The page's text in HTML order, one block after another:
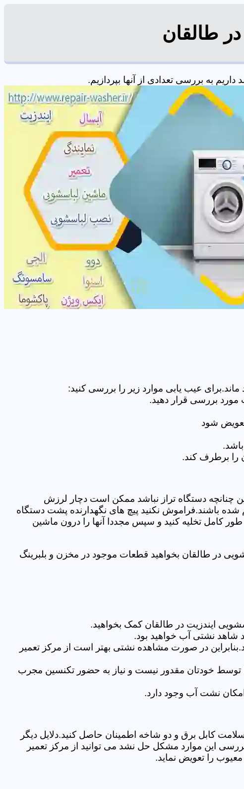
طالقان
به بررسی تعدادی از آنها بپردازیم.
عیب یابی موارد زیر را بررسی کنید:
مورد بررسی قرار دهید.
تعویض شود
را برطرف کند.
چنانچه دستگاه تراز نباشد ممکن است دچار لرزش
شده باشند.فراموش نکنید پیچ های نگهدارنده پشت دستگاه
کامل تخلیه کنید و سپس مجددا آنها را درون ماشین
در طالقان بخواهید قطعات موجود در مخزن و بلبرینگ
ایندزیت در طالقان کمک بخواهید.
شاهد نشتی آب خواهید بود.
در صورت مشاهده نشتی بهتر است از مرکز تعمیر
توسط خودتان مقدور نیست و نیاز به حضور تکنسین مجرب
نشت آب وجود دارد.
کابل برق و دو شاخه اطمینان حاصل کنید.دلایل دیگر
این موارد مشکل حل نشد می توانید از مرکز تعمیر
را تعویض نماید.